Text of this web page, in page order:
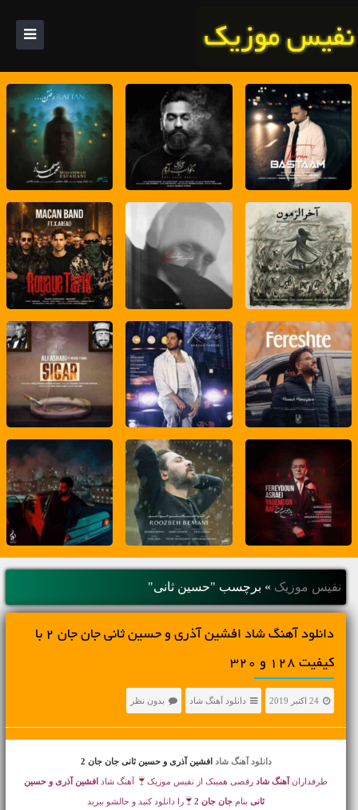
نفیس موزیک » برچسب "حسین ثانی"
دانلود آهنگ شاد افشین آذری و حسین ثانی جان جان 2 با
کیفیت 128 و 320
24 اکتبر 2019 دانلود آهنگ شاد بدون نظر
دانلود آهنگ شاد افشین آذری و حسین ثانی جان جان 2
طرفداران آهنگ شاد رقصی همینک از نفیس موزیک آهنگ شاد افشین آذری و حسین
ثانی بنامجان جان 2 را دانلود کنید و حالشو ببرید